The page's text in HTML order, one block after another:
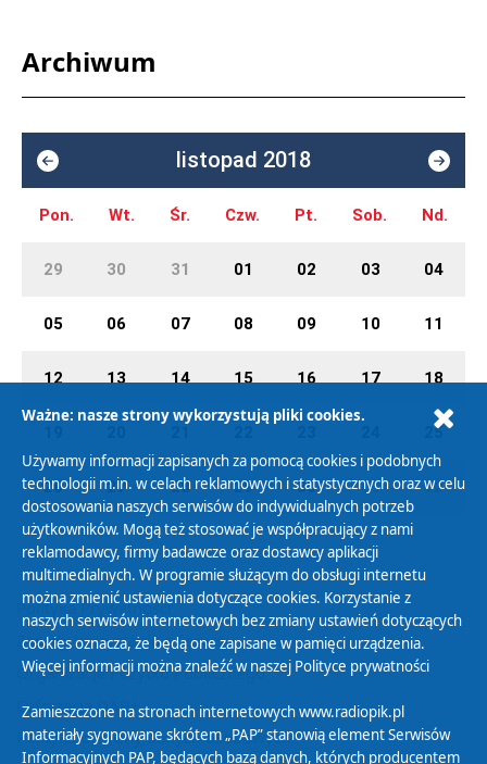
Archiwum
listopad 2018
Pon. Wt. Śr. Czw. Pt. Sob. Nd.
29 30 31 01 02 03 04
05 06 07 08 09 10 11
12 13 14 15 16 17 18
25
26 27 28 29 30 01 02
Polityka Prywatności
Zasady korzystania z Serwisu
Organizacje Pożytku Publicznego
Cyfryzacja DAB+
Polityka ochrony danych osobowych
Ważne: nasze strony wykorzystują pliki cookies.
Używamy informacji zapisanych za pomocą cookies i podobnych
technologii m.in. w celach reklamowych i statystycznych oraz w celu
dostosowania naszych serwisów do indywidualnych potrzeb
użytkowników. Mogą też stosować je współpracujący z nami
reklamodawcy, firmy badawcze oraz dostawcy aplikacji
multimedialnych. W programie służącym do obsługi internetu
można zmienić ustawienia dotyczące cookies. Korzystanie z
naszych serwisów internetowych bez zmiany ustawień dotyczących
cookies oznacza, że będą one zapisane w pamięci urządzenia.
Więcej informacji można znaleźć w naszej Polityce prywatności
Zamieszczone na stronach internetowych www.radiopik.pl
materiały sygnowane skrótem „PAP” stanowią element Serwisów
Informacyjnych PAP, będących bazą danych, których producentem